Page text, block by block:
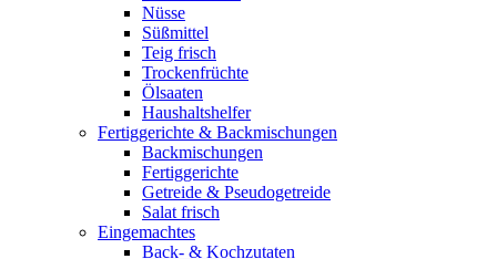
Nüsse
Süßmittel
Teig frisch
Trockenfrüchte
Ölsaaten
Haushaltshelfer
Fertiggerichte & Backmischungen
Backmischungen
Fertiggerichte
Getreide & Pseudogetreide
Salat frisch
Eingemachtes
Back- & Kochzutaten